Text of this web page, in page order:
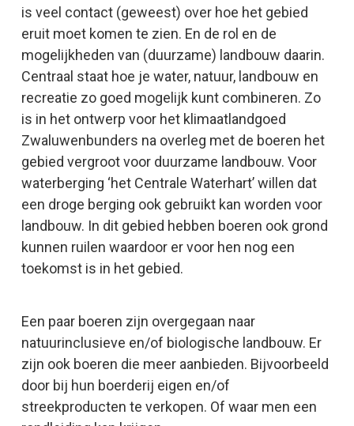
is veel contact (geweest) over hoe het gebied
eruit moet komen te zien. En de rol en de
mogelijkheden van (duurzame) landbouw daarin.
Centraal staat hoe je water, natuur, landbouw en
recreatie zo goed mogelijk kunt combineren. Zo
is in het ontwerp voor het klimaatlandgoed
Zwaluwenbunders na overleg met de boeren het
gebied vergroot voor duurzame landbouw. Voor
waterberging ‘het Centrale Waterhart’ willen dat
een droge berging ook gebruikt kan worden voor
landbouw. In dit gebied hebben boeren ook grond
kunnen ruilen waardoor er voor hen nog een
toekomst is in het gebied.
Een paar boeren zijn overgegaan naar
natuurinclusieve en/of biologische landbouw. Er
zijn ook boeren die meer aanbieden. Bijvoorbeeld
door bij hun boerderij eigen en/of
streekproducten te verkopen. Of waar men een